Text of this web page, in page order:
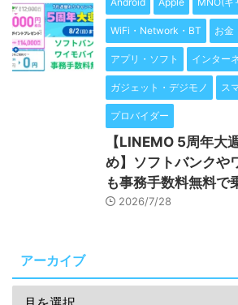
WiFi・Network・BT お金
アプリ・ソフト インター
ガジェット・デジモノ ス
プロバイダー
【LINEMO 5周年大
め】ソフトバンクや
も事務手数料無料で
2026/7/28
アーカイブ